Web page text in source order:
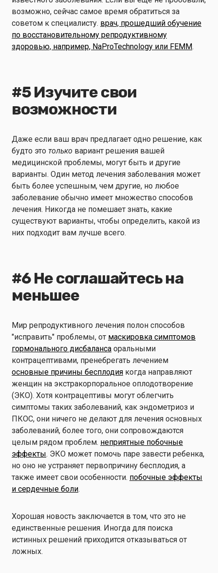
возможно, сейчас самое время обратиться за
советом к специалисту. врач, прошедший обучение
по восстановительному репродуктивному
здоровью, например, NaProTechnology или FEMM.
#5 Изучите свои
возможности
Даже если ваш врач предлагает одно решение, как
будто это только вариант решения вашей
медицинской проблемы, могут быть и другие
варианты. Один метод лечения заболевания может
быть более успешным, чем другие, но любое
заболевание обычно имеет множество способов
лечения. Никогда не помешает знать, какие
существуют варианты, чтобы определить, какой из
них подходит вам лучше всего.
#6 Не соглашайтесь на
меньшее
Мир репродуктивного лечения полон способов
"исправить" проблемы, от маскировка симптомов
гормонального дисбаланса оральными
контрацептивами, пренебрегать лечением
основные причины бесплодия когда направляют
женщин на экстракорпоральное оплодотворение
(ЭКО). Хотя контрацептивы могут облегчить
симптомы таких заболеваний, как эндометриоз и
ПКОС, они ничего не делают для лечения основных
заболеваний, более того, они сопровождаются
целым рядом проблем. неприятные побочные
эффекты. ЭКО может помочь паре завести ребенка,
но оно не устраняет первопричину бесплодия, а
также имеет свои особенности. побочные эффекты
и сердечные боли.
Хорошая новость заключается в том, что это не
единственные решения. Иногда для поиска
истинных решений приходится отказываться от
ложных.